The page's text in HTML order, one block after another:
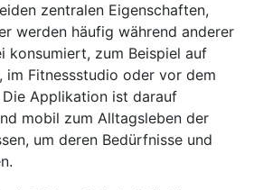
zentralen Eigenschaften,
werden häufig während anderer
konsumiert, zum Beispiel auf
im Fitnessstudio oder vor dem
Applikation ist darauf
mobil zum Alltagsleben der
um deren Bedürfnisse und